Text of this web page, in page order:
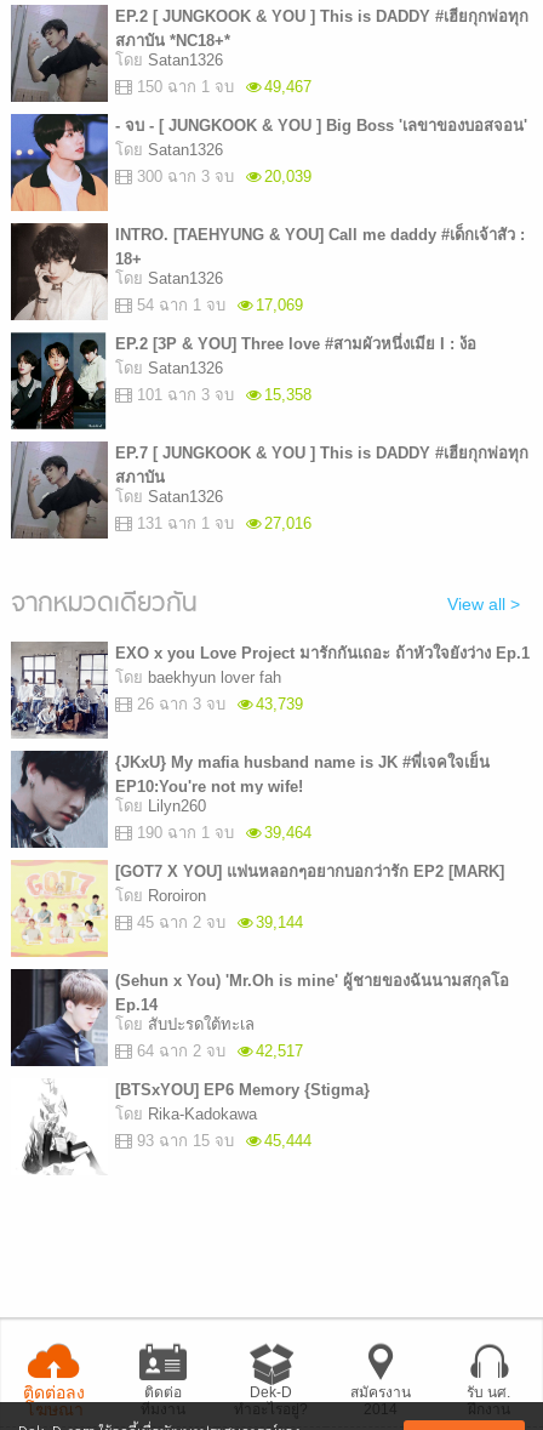
EP.2 [ JUNGKOOK & YOU ] This is DADDY #เฮียกุกพ่อทุก
สภาบัน *NC18+*
โดย Satan1326
150 ฉาก 1 จบ
49,467
- จบ - [ JUNGKOOK & YOU ] Big Boss 'เลขาของบอสจอน'
โดย Satan1326
300 ฉาก 3 จบ
20,039
INTRO. [TAEHYUNG & YOU] Call me daddy #เด็กเจ้าสัว :
18+
โดย Satan1326
54 ฉาก 1 จบ
17,069
EP.2 [3P & YOU] Three love #สามผัวหนึ่งเมีย I : ง้อ
โดย Satan1326
101 ฉาก 3 จบ
15,358
EP.7 [ JUNGKOOK & YOU ] This is DADDY #เฮียกุกพ่อทุก
สภาบัน
โดย Satan1326
131 ฉาก 1 จบ
27,016
จากหมวดเดียวกัน View all >
EXO x you Love Project มารักกันเถอะ ถ้าหัวใจยังว่าง Ep.1
โดย baekhyun lover fah
26 ฉาก 3 จบ
43,739
{JKxU} My mafia husband name is JK #พี่เจคใจเย็น
EP10:You're not my wife!
โดย
Lilyn260
190 ฉาก 1 จบ
39,464
[GOT7 X YOU] แฟนหลอกๆอยากบอกว่ารัก EP2 [MARK]
โดย Roroiron
45 ฉาก 2 จบ
39,144
(Sehun x You) 'Mr.Oh is mine' ผู้ชายของฉันนามสกุลโอ
Ep.14
โดย สับปะรดใต้ทะเล
64 ฉาก 2 จบ
42,517
[BTSxYOU] EP6 Memory {Stigma}
โดย Rika-Kadokawa
93 ฉาก 15 จบ
45,444
ติดต่อลง
โฆษณา
ติดต่อ
ทีมงาน
Dek-D
ทำอะไรอยู่?
สมัครงาน
2014
รับ นศ.
ฝึกงาน